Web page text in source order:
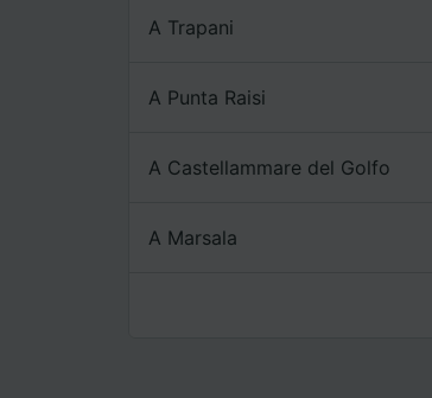
A Trapani
A Punta Raisi
A Castellammare del Golfo
A Marsala